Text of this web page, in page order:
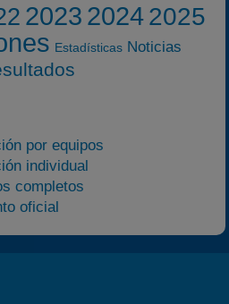
2023 20242025
Estadísticas Noticias
por equipos
individual
completos
oficial